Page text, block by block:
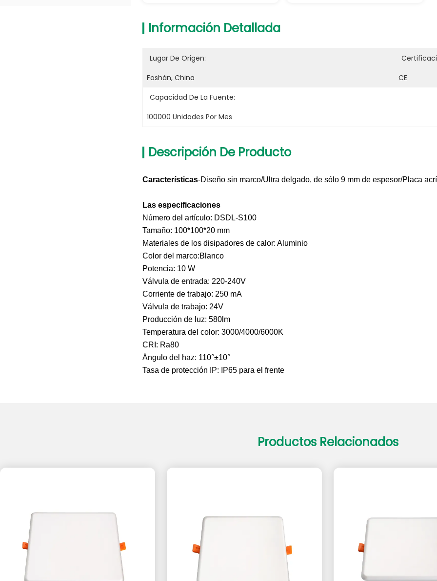
Información Detallada
Lugar De Origen:
Foshán, China
CE
Capacidad De La Fuente:
100000 Unidades Por Mes
Descripción De Producto
Características-Diseño sin marco/Ultra delgado, de sólo 9 mm de espesor/Placa
Las especificaciones
Número del artículo: DSDL-S100
Tamaño: 100*100*20 mm
Materiales de los disipadores de calor: Aluminio
Color del marco:Blanco
Potencia: 10 W
Válvula de entrada: 220-240V
Corriente de trabajo: 250 mA
Válvula de trabajo: 24V
Producción de luz: 580lm
Temperatura del color: 3000/4000/6000K
CRI: Ra80
Ángulo del haz: 110°±10°
Tasa de protección IP: IP65 para el frente
Productos Relacionados